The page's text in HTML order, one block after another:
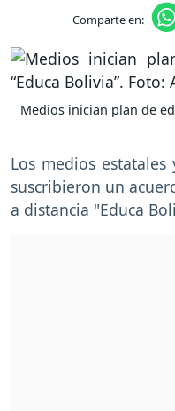
Comparte en:
Medios inician plan de
Los medios
suscribieron un
a distancia "Educa